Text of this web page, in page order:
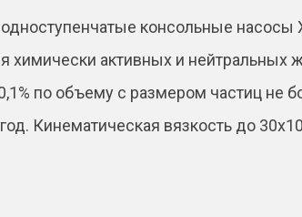
:
консольные насосы
активных и нейтральных
по объему с размером частиц не
Кинематическая вязкость до